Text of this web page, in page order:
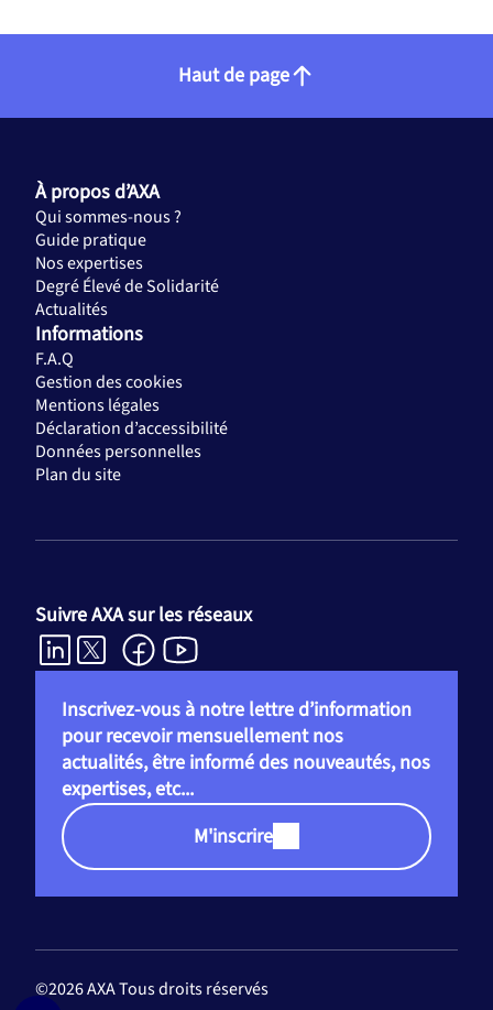
Haut de page
À propos d’AXA
Qui sommes-nous ?
Guide pratique
Nos expertises
Degré Élevé de Solidarité
Actualités
Informations
F.A.Q
Gestion des cookies
Mentions légales
Déclaration d’accessibilité
Données personnelles
Plan du site
Suivre AXA sur les réseaux
Inscrivez-vous à notre lettre d’information
pour recevoir mensuellement nos
actualités, être informé des nouveautés, nos
expertises, etc...
M'inscrire
©2026 AXA Tous droits réservés